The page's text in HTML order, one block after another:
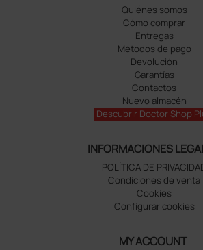
Quiénes somos
Cómo comprar
Entregas
Métodos de pago
Devolución
Garantías
Contactos
Nuevo almacén
Descubrir Doctor Shop
INFORMACIONES
POLÍTICA DE
Condiciones de venta
Cookies
Configurar cookies
MY ACCOUNT